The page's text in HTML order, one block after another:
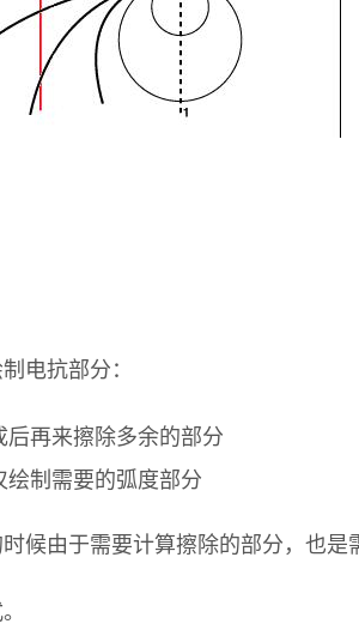
电抗部分：
再来擦除多余的部分
制需要的弧度部分
候由于需要计算擦除的部分，也是